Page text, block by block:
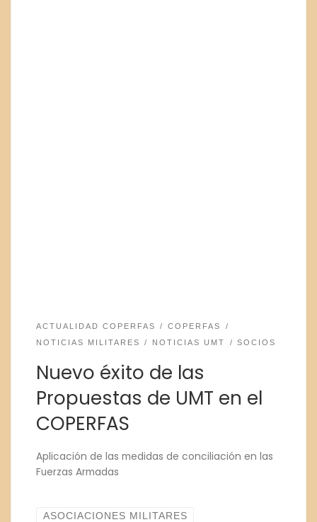
ACTUALIDAD COPERFAS
COPERFAS
NOTICIAS MILITARES
NOTICIAS UMT SOCIOS
Nuevo éxito de las
Propuestas de UMT en el
COPERFAS
Aplicación de las medidas de conciliación en las
Fuerzas Armadas
ASOCIACIONES MILITARES